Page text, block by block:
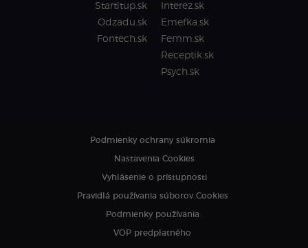
Startitup.sk
Odzadu.sk
Fontech.sk
Interez.sk
Emefka.sk
Femm.sk
Receptik.sk
Psych.sk
Podmienky ochrany súkromia
Nastavenia Cookies
Vyhlásenie o prístupnosti
Pravidlá používania súborov Cookies
Podmienky používania
VOP predplatného